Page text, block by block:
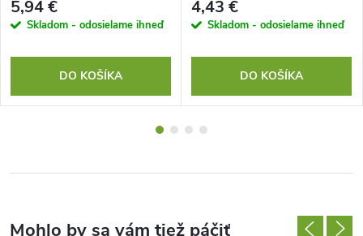
5,94 €
Skladom - odosielame ihneď
DO KOŠÍKA
4,43 €
Skladom - odosielame ihneď
DO KOŠÍKA